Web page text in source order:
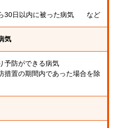
30日以内に被った病気
など
気
予防ができる病気
措置の期間内であった場合を除